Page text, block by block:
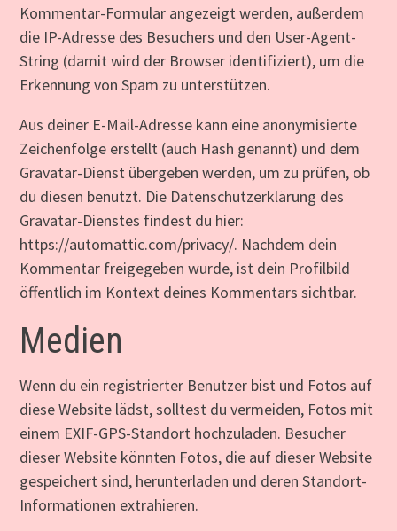
Kommentar-Formular angezeigt werden, außerdem
die IP-Adresse des Besuchers und den User-Agent-
String (damit wird der Browser identifiziert), um die
Erkennung von Spam zu unterstützen.
Aus deiner E-Mail-Adresse kann eine anonymisierte
Zeichenfolge erstellt (auch Hash genannt) und dem
Gravatar-Dienst übergeben werden, um zu prüfen, ob
du diesen benutzt. Die Datenschutzerklärung des
Gravatar-Dienstes findest du hier:
https://automattic.com/privacy/. Nachdem dein
Kommentar freigegeben wurde, ist dein Profilbild
öffentlich im Kontext deines Kommentars sichtbar.
Medien
Wenn du ein registrierter Benutzer bist und Fotos auf
diese Website lädst, solltest du vermeiden, Fotos mit
einem EXIF-GPS-Standort hochzuladen. Besucher
dieser Website könnten Fotos, die auf dieser Website
gespeichert sind, herunterladen und deren Standort-
Informationen extrahieren.